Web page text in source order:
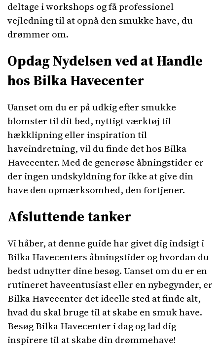
deltage i workshops og få professionel
vejledning til at opnå den smukke have, du
drømmer om.
Opdag Nydelsen ved at Handle
hos Bilka Havecenter
Uanset om du er på udkig efter smukke
blomster til dit bed, nyttigt værktøj til
hækklipning eller inspiration til
haveindretning, vil du finde det hos Bilka
Havecenter. Med de generøse åbningstider er
der ingen undskyldning for ikke at give din
have den opmærksomhed, den fortjener.
Afsluttende tanker
Vi håber, at denne guide har givet dig indsigt i
Bilka Havecenters åbningstider og hvordan du
bedst udnytter dine besøg. Uanset om du er en
rutineret haveentusiast eller en nybegynder, er
Bilka Havecenter det ideelle sted at finde alt,
hvad du skal bruge til at skabe en smuk have.
Besøg Bilka Havecenter i dag og lad dig
inspirere til at skabe din drømmehave!